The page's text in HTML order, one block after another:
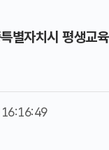
별자치시 평생교